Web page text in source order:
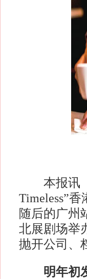
本报讯（
Timeless”
随后的广州
北展剧场举
抛开公司、
明年初